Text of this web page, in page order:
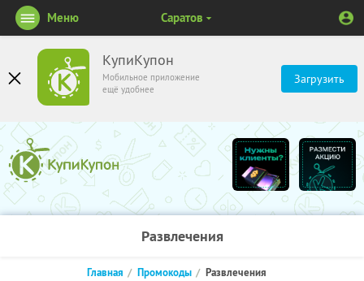
КупиКупон
Мобильное приложение
ещё удобнее
Загрузить
Меню Саратов
Развлечения
Главная Промокоды Развлечения